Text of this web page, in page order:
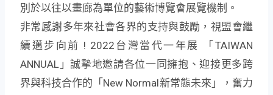
別於以往以畫廊為單位的藝術博覽會展覽機制。
非常感謝多年來社會各界的支持與鼓勵，視盟會繼
續邁步向前 ! 2022台灣當代一年展 「TAIWAN
ANNUAL」誠摯地邀請各位一同擁抱、迎接更多跨
界與科技合作的「New Normal新常態未來」，奮力